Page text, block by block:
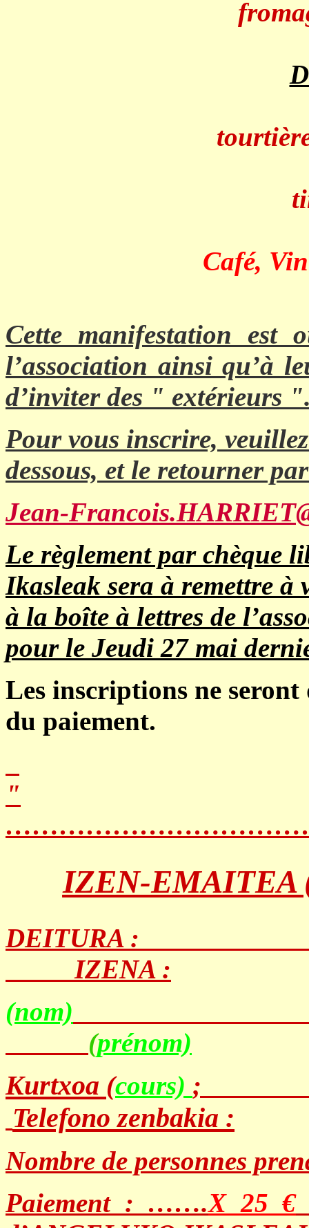
Café,
Cette manifestation est
l’association ainsi qu’à
d’inviter des " extérieurs
Pour vous inscrire,
dessous, et le retourner
Jean-
Le règlement par chèque
Ikasleak sera à remettre à
à la boîte à lettres de
pour le Jeudi 27 mai
Les inscriptions ne
du paiement.
"
IZEN-EMAITEA
DEITURA :
IZENA :
(nom)
(prénom)
Kurtxoa (cours)
Telefono zenbakia :
Nombre de personnes
Paiement : …….X 25 €